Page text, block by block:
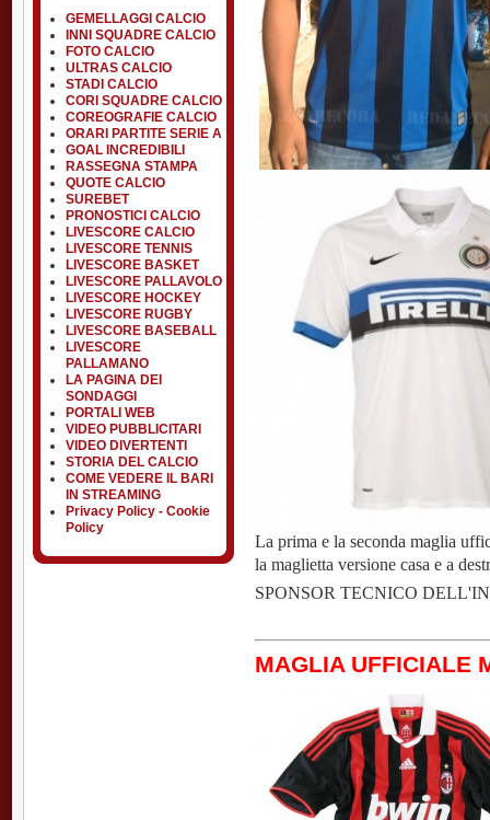
GEMELLAGGI CALCIO
INNI SQUADRE CALCIO
FOTO CALCIO
ULTRAS CALCIO
STADI CALCIO
CORI SQUADRE CALCIO
COREOGRAFIE CALCIO
ORARI PARTITE SERIE A
GOAL INCREDIBILI
RASSEGNA STAMPA
QUOTE CALCIO
SUREBET
PRONOSTICI CALCIO
LIVESCORE CALCIO
LIVESCORE TENNIS
LIVESCORE BASKET
LIVESCORE PALLAVOLO
LIVESCORE HOCKEY
LIVESCORE RUGBY
LIVESCORE BASEBALL
LIVESCORE
PALLAMANO
LA PAGINA DEI
SONDAGGI
PORTALI WEB
VIDEO PUBBLICITARI
VIDEO DIVERTENTI
STORIA DEL CALCIO
COME VEDERE IL BARI
IN STREAMING
Privacy Policy - Cookie
Policy
La prima e la seconda maglia
la maglietta versione casa e a
SPONSOR TECNICO
MAGLIA UFFICIALE